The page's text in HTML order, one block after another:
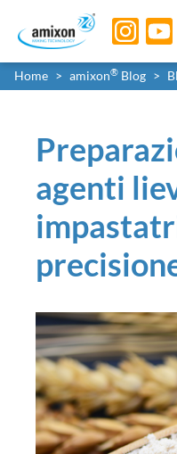
Skip to main navigation
Skip to main content
Skip to page footer
You are here:
Home amixon® Blog
agenti